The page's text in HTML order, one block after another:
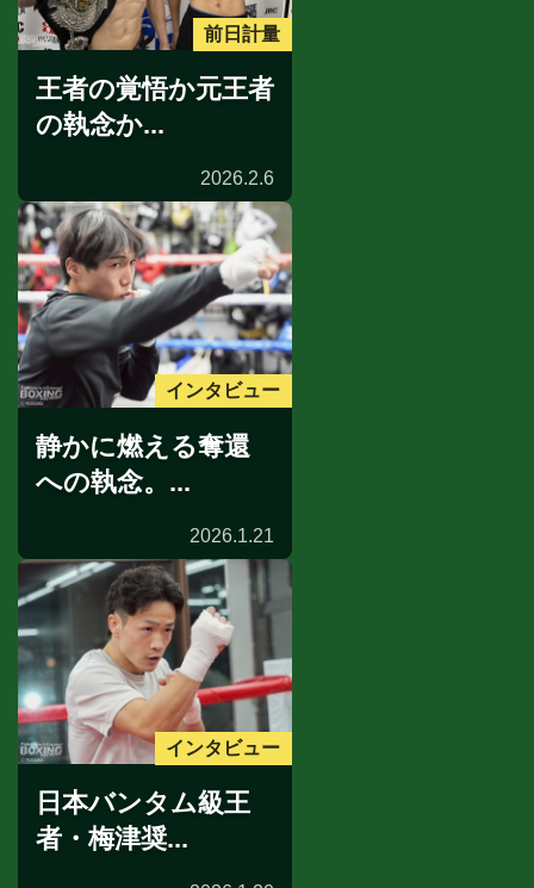
前日計量
王者の覚悟か元王者
の執念か...
2026.2.6
インタビュー
静かに燃える奪還
への執念。...
2026.1.21
インタビュー
日本バンタム級王
者・梅津奨...